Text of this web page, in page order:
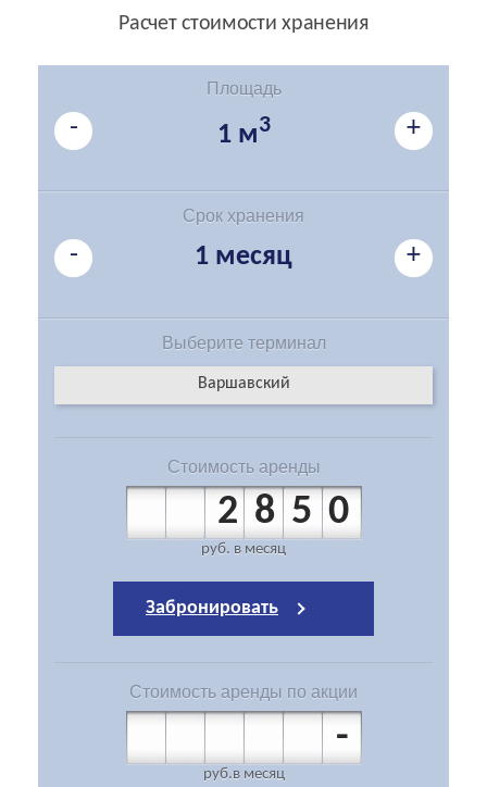
Расчет стоимости хранения
Площадь
- 1 м3 +
Срок хранения
- 1 месяц +
Выберите терминал
Варшавский
Стоимость аренды
2850
руб. в месяц
Забронировать
Стоимость аренды по акции
-
руб.в месяц